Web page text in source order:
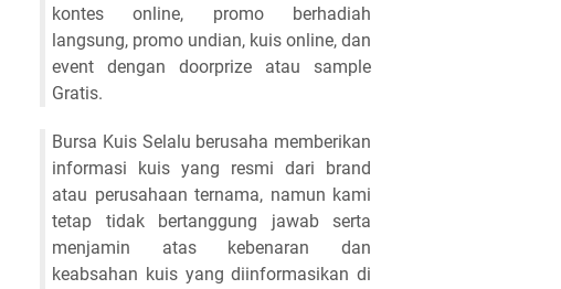
kontes online, promo berhadiah
langsung, promo undian, kuis online, dan
event dengan doorprize atau sample
Gratis.
Bursa Kuis Selalu berusaha memberikan
informasi kuis yang resmi dari brand
atau perusahaan ternama, namun kami
tetap tidak bertanggung jawab serta
menjamin atas kebenaran dan
keabsahan kuis yang diinformasikan di